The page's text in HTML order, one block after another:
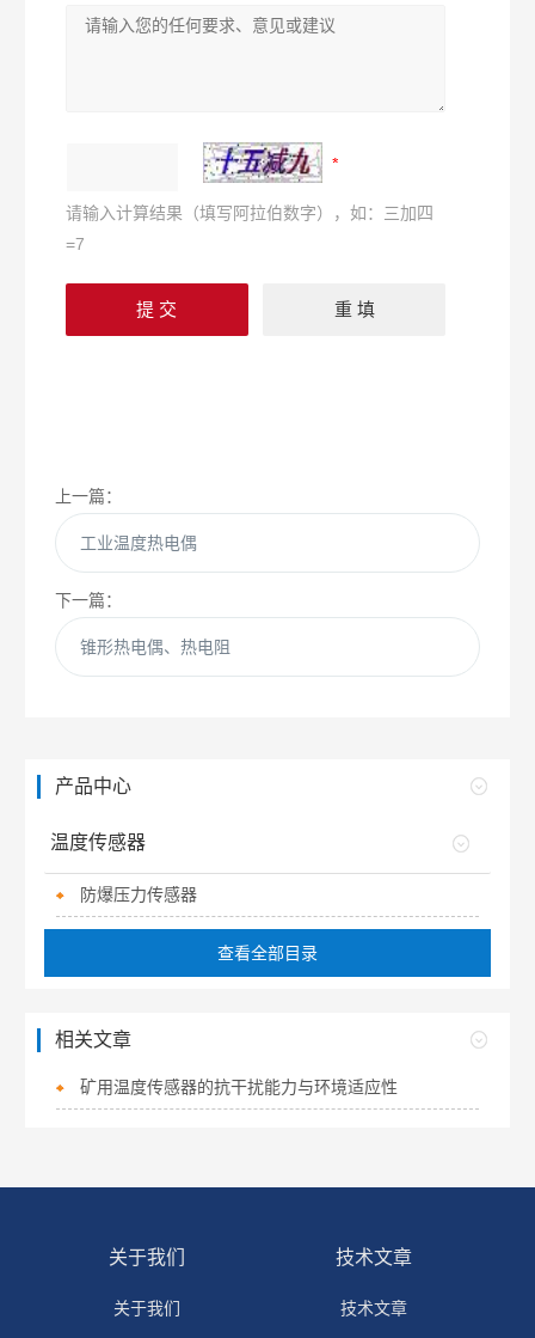
请输入计算结果（填写阿拉伯数字），如：三加四
=7
上一篇：
工业温度热电偶
下一篇：
锥形热电偶、热电阻
产品中心
温度传感器
防爆压力传感器
查看全部目录
相关文章
矿用温度传感器的抗干扰能力与环境适应性
关于我们
关于我们
技术文章
技术文章